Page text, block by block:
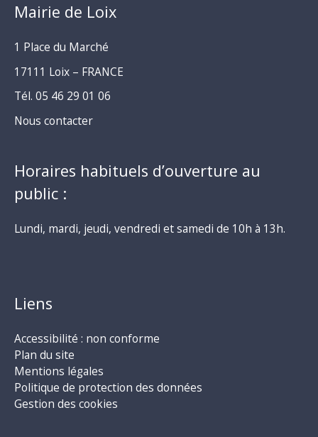
Mairie de Loix
1 Place du Marché
17111 Loix – FRANCE
Tél. 05 46 29 01 06
Nous contacter
Horaires habituels d’ouverture au
public :
Lundi, mardi, jeudi, vendredi et samedi de 10h à 13h.
Liens
Accessibilité : non conforme
Plan du site
Mentions légales
Politique de protection des données
Gestion des cookies